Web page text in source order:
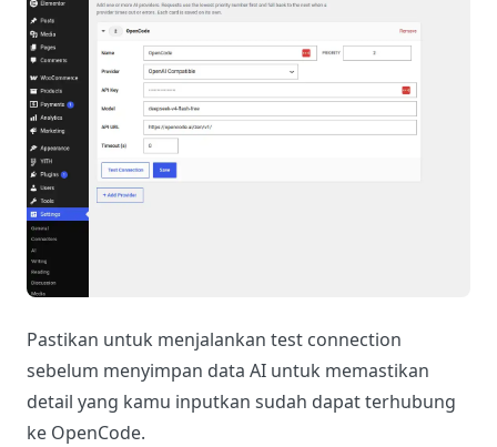
Pastikan untuk menjalankan test connection
sebelum menyimpan data AI untuk memastikan
detail yang kamu inputkan sudah dapat terhubung
ke OpenCode.